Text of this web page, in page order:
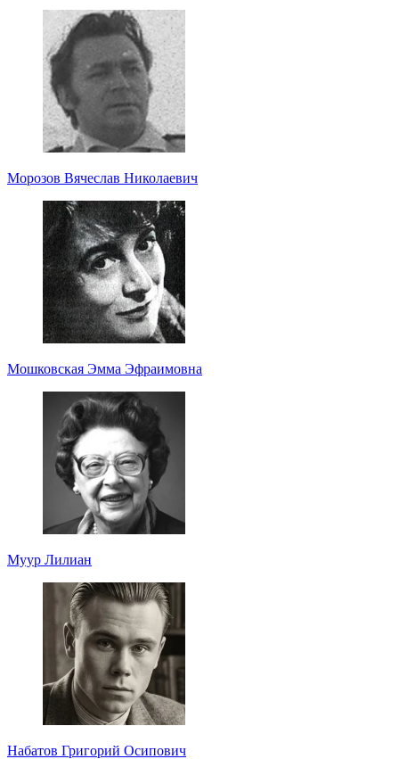
Морозов Вячеслав Николаевич
Мошковская Эмма Эфраимовна
Муур Лилиан
Набатов Григорий Осипович